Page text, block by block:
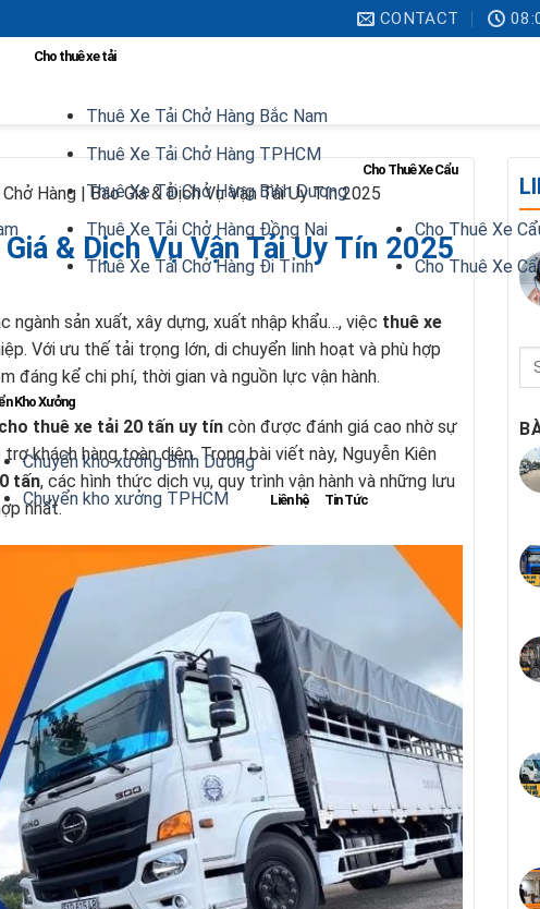
CONTACT
Cho thuê xe tải
Thuê Xe Tải Chở Hàng Bắc Nam
Thuê Xe Tải Chở Hàng TPHCM
Thuê Xe Tải Chở Hàng Bình Dương
Thuê Xe Tải Chở Hàng Đồng Nai
Thuê Xe Tải Chở Hàng Đi Tỉnh
Cho Thuê Xe Cẩu
Cho Thuê Xe
Cho Thuê Xe
Kho Xưởng
Chuyển kho xưởng Bình Dương
Chuyển kho xưởng TPHCM
Liên hệ Tin Tức
Hàng | Báo Giá & Dịch Vụ Vận Tải Uy Tín 2025
& Dịch Vụ Vận Tải Uy Tín 2025
ngành sản xuất, xây dựng, xuất nhập khẩu…, việc thuê xe
Với ưu thế tải trọng lớn, di chuyển linh hoạt và phù hợp
kể chi phí, thời gian và nguồn lực vận hành.
cho thuê xe tải 20 tấn uy tín còn được đánh giá cao nhờ sự
khách hàng toàn diện. Trong bài viết này, Nguyễn Kiên
tấn, các hình thức dịch vụ, quy trình vận hành và những lưu
nhất.